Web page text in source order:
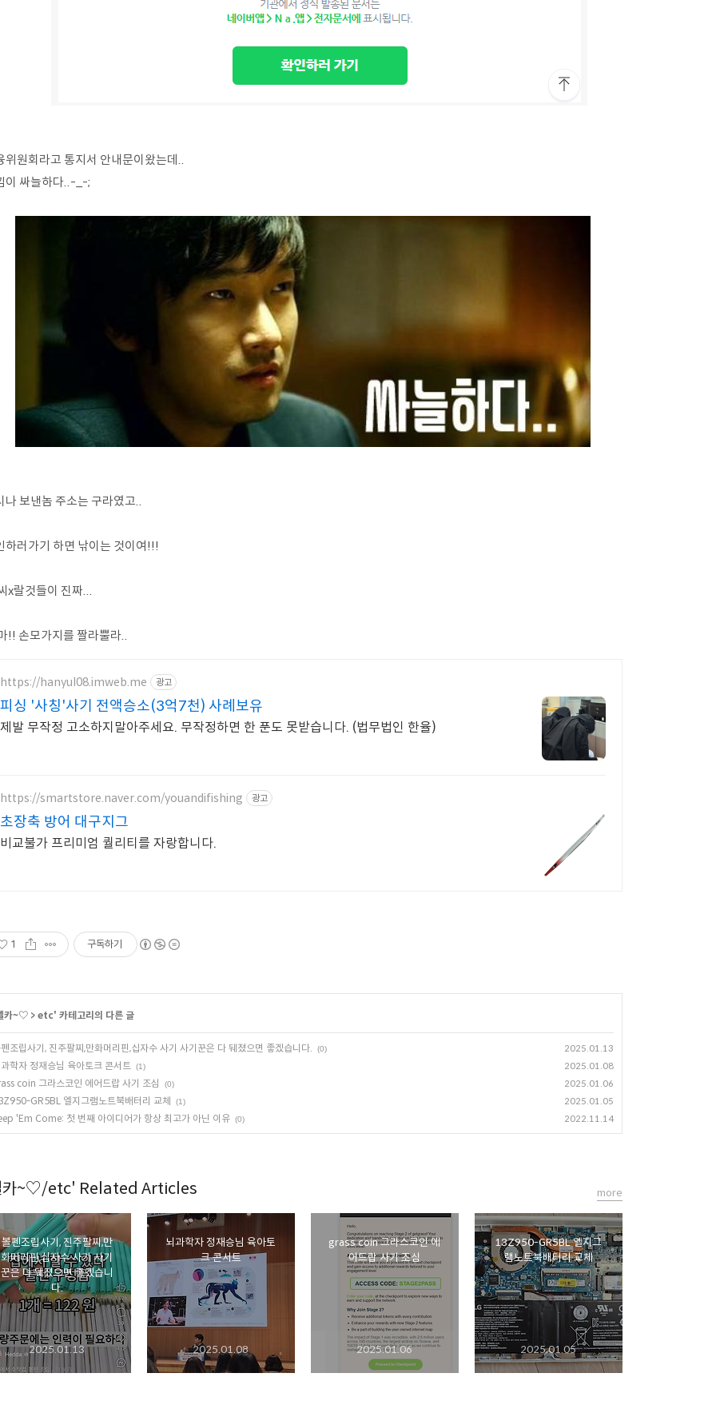
위원회라고 통지서 안내문이왔는데..
이 싸늘하다..-_-;
나 보낸놈 주소는 구라였고..
하러가기 하면 낚이는 것이여!!!
x랄것들이 진짜...
!! 손모가지를 짤라뿔라..
https://hanyul08.imweb.me 광고
피싱 '사칭'사기 전액승소(3억7천) 사례보유
제발 무작정 고소하지말아주세요. 무작정하면 한 푼도 못받습니다. (법무법인 한율)
https://smartstore.naver.com/youandifishing 광고
초장축 방어 대구지그
비교불가 프리미엄 퀄리티를 자랑합니다.
1 구독하기
카~♡> etc' 카테고리의 다른 글
조립사기, 진주팔찌,만화머리핀,십자수 사기 사기꾼은 다 뒈졌으면 좋겠습니다. (0) 2025.01.13
학자 정재승님 육아토크 콘서트 (1) 2025.01.08
coin 그라스코인 에어드랍 사기 조심 (0) 2025.01.06
GR5BL 엘지그램노트북배터리 교체 (1) 2025.01.05
'Em Come: 첫 번째 아이디어가 항상 최고가 아닌 이유 (0) 2022.11.14
~♡/etc' Related Articles
볼펜조립사기, 진주팔찌,만
화머리핀,십자수 사기 사기
꾼은 다 뒈졌으면 좋겠습니
다.
2025.01.13
뇌과학자 정재승님 육아토
크 콘서트
2025.01.08
grass coin 그라스코인 에
어드랍 사기 조심
2025.01.06
13Z950-GR5BL 엘지그
램노트북배터리 교체
2025.01.05
more